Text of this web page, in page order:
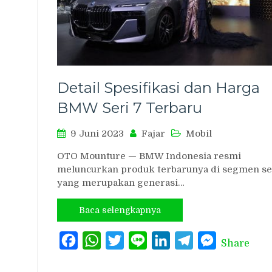
Detail Spesifikasi dan Harga
BMW Seri 7 Terbaru
9 Juni 2023 Fajar Mobil
OTO Mounture — BMW Indonesia resmi
meluncurkan produk terbarunya di segmen
yang merupakan generasi…
Baca selengkapnya
FacebookWhatsAppTwitterLine LinkedInTelegramMessenger
Share